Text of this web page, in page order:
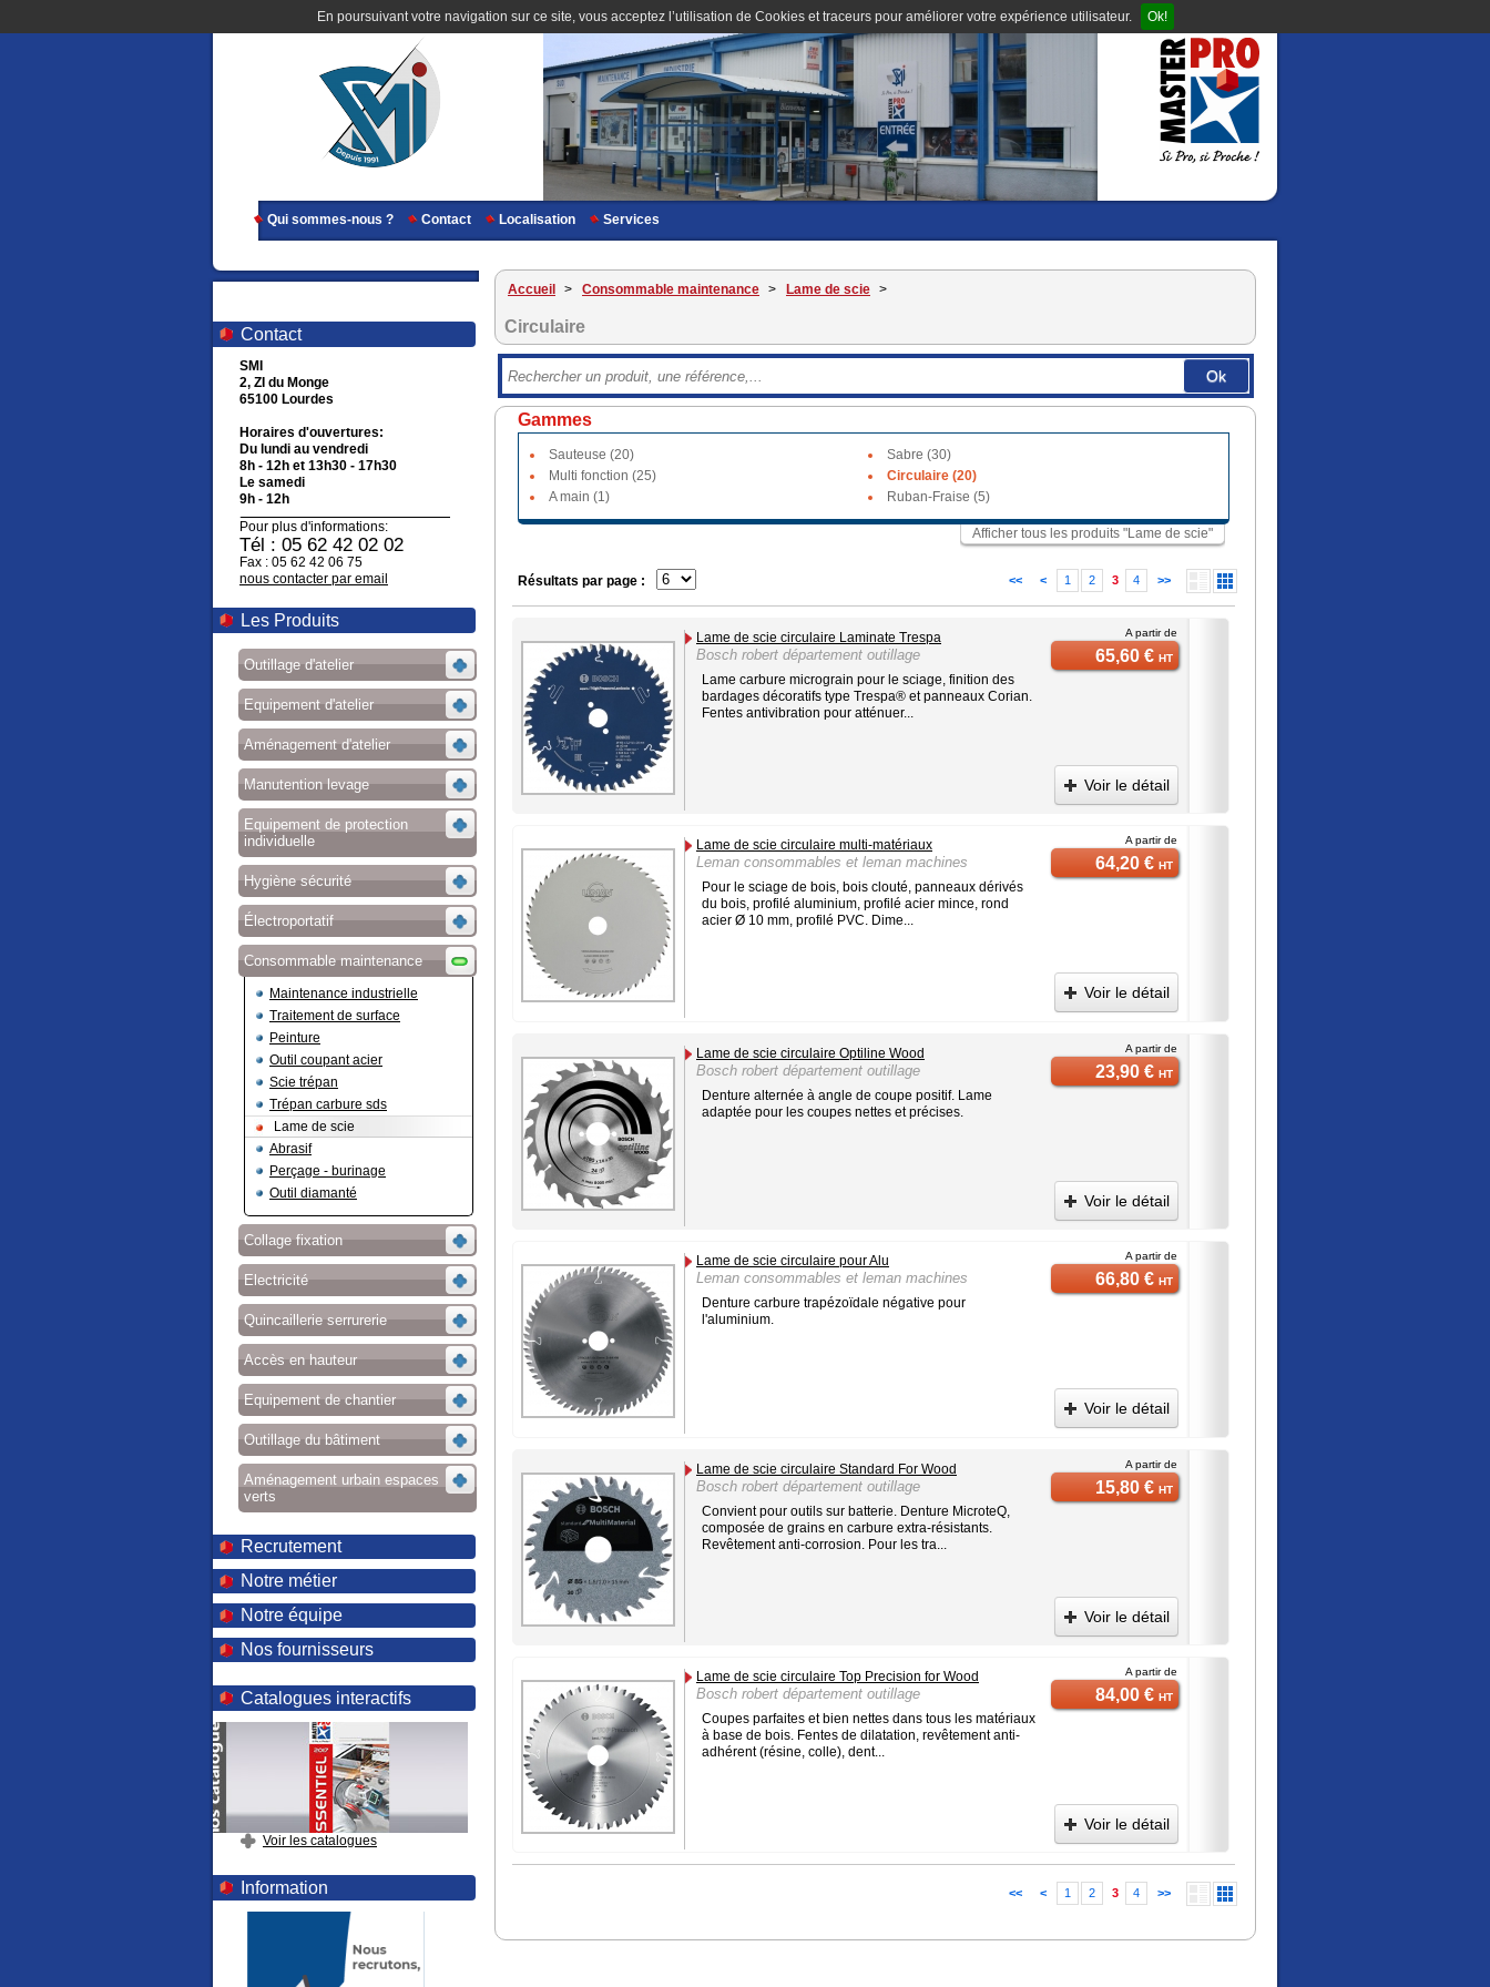
En poursuivant votre navigation sur ce site, vous acceptez l’utilisation de Cookies et traceurs pour améliorer votre expérience utilisateur. Ok!
Qui sommes-nous ? Contact Localisation Services
Contact
SMI
2, ZI du Monge
65100 Lourdes
Horaires d'ouvertures:
Du lundi au vendredi
8h - 12h et 13h30 - 17h30
Le samedi
9h - 12h
Pour plus d'informations:
Tél : 05 62 42 02 02
Fax : 05 62 42 06 75
nous contacter par email
Les Produits
Outillage d'atelier
Equipement d'atelier
Aménagement d'atelier
Manutention levage
Equipement de protection
individuelle
Hygiène sécurité
Électroportatif
Consommable maintenance
Maintenance industrielle
Traitement de surface
Peinture
Outil coupant acier
Scie trépan
Trépan carbure sds
Lame de scie
Abrasif
Perçage - burinage
Outil diamanté
Collage fixation
Electricité
Quincaillerie serrurerie
Accès en hauteur
Equipement de chantier
Outillage du bâtiment
Aménagement urbain espaces
verts
Recrutement
Notre métier
Notre équipe
Nos fournisseurs
Catalogues interactifs
Voir les catalogues
Information
Accueil > Consommable maintenance > Lame de scie >
Circulaire
Ok
Gammes
Sauteuse (20)
Sabre (30)
Multi fonction (25)
Circulaire (20)
A main (1)
Ruban-Fraise (5)
Afficher tous les produits "Lame de scie"
Résultats par page : << < 1 2 3 4 >>
Lame de scie circulaire Laminate Trespa
Bosch robert département outillage
Lame carbure micrograin pour le sciage, finition des
bardages décoratifs type Trespa® et panneaux Corian.
Fentes antivibration pour atténuer...
A partir de
65,60 €HT
Voir le détail
Lame de scie circulaire multi-matériaux
Leman consommables et leman machines
Pour le sciage de bois, bois clouté, panneaux dérivés
du bois, profilé aluminium, profilé acier mince, rond
acier Ø 10 mm, profilé PVC. Dime...
A partir de
64,20 €HT
Voir le détail
Lame de scie circulaire Optiline Wood
Bosch robert département outillage
Denture alternée à angle de coupe positif. Lame
adaptée pour les coupes nettes et précises.
A partir de
23,90 €HT
Voir le détail
Lame de scie circulaire pour Alu
Leman consommables et leman machines
Denture carbure trapézoïdale négative pour
l'aluminium.
A partir de
66,80 €HT
Voir le détail
Lame de scie circulaire Standard For Wood
Bosch robert département outillage
Convient pour outils sur batterie. Denture MicroteQ,
composée de grains en carbure extra-résistants.
Revêtement anti-corrosion. Pour les tra...
A partir de
15,80 €HT
Voir le détail
Lame de scie circulaire Top Precision for Wood
Bosch robert département outillage
Coupes parfaites et bien nettes dans tous les matériaux
à base de bois. Fentes de dilatation, revêtement anti-
adhérent (résine, colle), dent...
A partir de
84,00 €HT
Voir le détail
<< < 1 2 3 4 >>